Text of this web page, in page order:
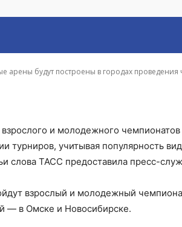
арены будут построены в городах
2023 году
и молодежного
турниров, учитывая популярность
слова ТАСС предоставила пресс-
взрослый и молодежный
— в Омске и Новосибирске.